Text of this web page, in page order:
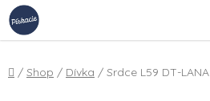
Přejít na obsah
Domů
/ Shop / Dívka / Srdce L59 DT-LANA